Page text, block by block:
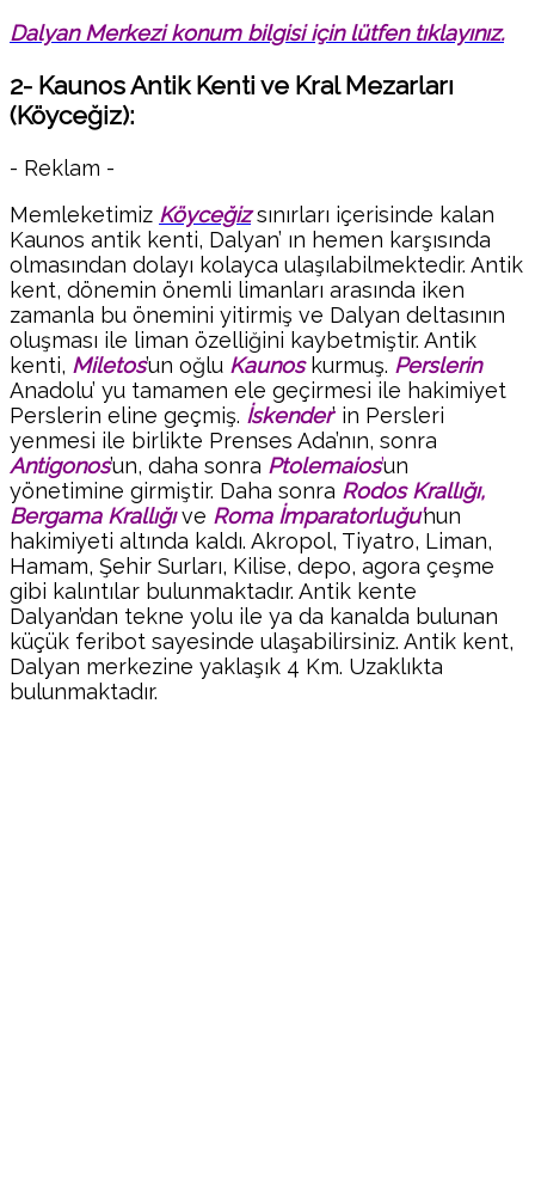
Dalyan Merkezi konum bilgisi için lütfen tıklayınız.
2- Kaunos Antik Kenti ve Kral Mezarları
(Köyceğiz):
- Reklam -
Memleketimiz Köyceğizsınırları içerisinde kalan
Kaunos antik kenti, Dalyan’ ın hemen karşısında
olmasından dolayı kolayca ulaşılabilmektedir. Antik
kent, dönemin önemli limanları arasında iken
zamanla bu önemini yitirmiş ve Dalyan deltasının
oluşması ile liman özelliğini kaybetmiştir. Antik
kenti, Miletos’un oğlu Kaunoskurmuş. Perslerin
Anadolu’ yu tamamen ele geçirmesi ile hakimiyet
Perslerin eline geçmiş. İskender’ in Persleri
yenmesi ile birlikte Prenses Ada’nın, sonra
Antigonos’un, daha sonra Ptolemaios’un
yönetimine girmiştir. Daha sonra Rodos Krallığı,
Bergama Krallığıve Roma İmparatorluğu’nun
hakimiyeti altında kaldı. Akropol, Tiyatro, Liman,
Hamam, Şehir Surları, Kilise, depo, agora çeşme
gibi kalıntılar bulunmaktadır. Antik kente
Dalyan’dan tekne yolu ile ya da kanalda bulunan
küçük feribot sayesinde ulaşabilirsiniz. Antik kent,
Dalyan merkezine yaklaşık 4 Km. Uzaklıkta
bulunmaktadır.